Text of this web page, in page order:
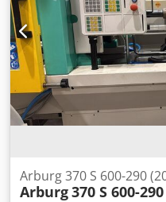
bar Caudal de inyección
inyección con acumulador:
contrapresión máxima:
husillo: 54 m/min Par
de presión del cabezal:
cabezal: 240 mm Zonas
zonas / 5,8 kW
del depósito: 50 l 📦
aceite: 135 l Peso neto:
Arburg 370 S 600-290
Arburg370 S 600-290